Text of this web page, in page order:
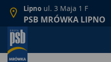
Lipno ul. 3 Maja 1 F
PSB MRÓWKA LIPNO